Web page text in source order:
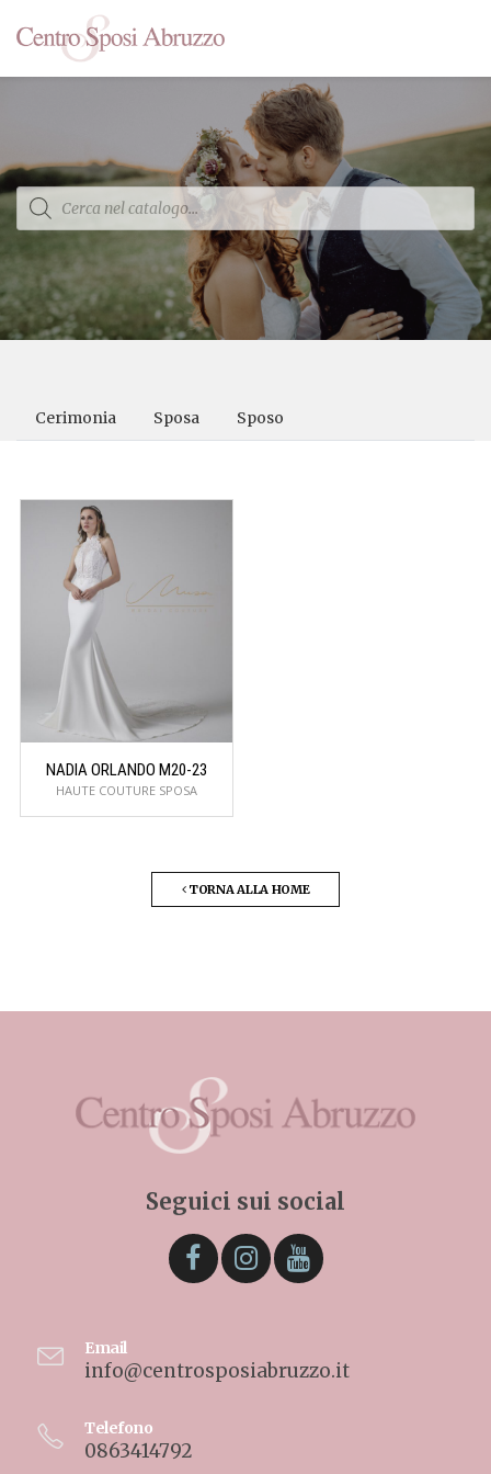
Products
search
Cerimonia Sposa Sposo
NADIA ORLANDO M20-23
HAUTE COUTURE SPOSA
TORNA ALLA HOME
Seguici sui social
Email
info@centrosposiabruzzo.it
Telefono
0863414792